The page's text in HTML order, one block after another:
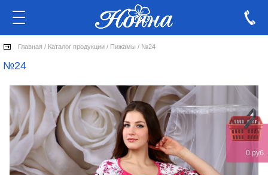
Главная / Каталог продукции / Пижамы / №24
№24
0 руб.